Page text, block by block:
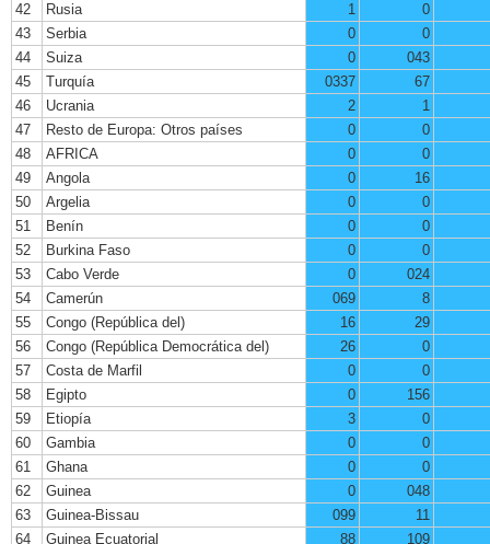
42
Rusia 1
0
43
Serbia 0
0
44
Suiza 0
043
45
Turquía 0337
67
46
Ucrania 2
1
47
Resto de Europa: Otros países 0
0
48
AFRICA 0
0
49
Angola 0
16
50
Argelia 0
0
51
Benín 0
0
52
Burkina Faso 0
0
53
Cabo Verde 0
024
54
Camerún 069
8
55
Congo (República del) 16
29
56
Congo (República Democrática del) 26
0
57
Costa de Marfil 0
0
58
Egipto 0
156
59
Etiopía 3
0
60
Gambia 0
0
61
Ghana 0
0
62
Guinea 0
048
63
Guinea-Bissau 099
11
64
Guinea Ecuatorial 88 109